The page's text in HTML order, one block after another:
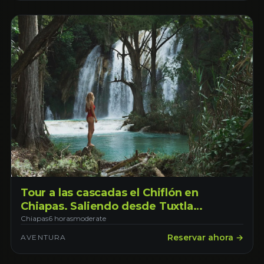
Tour a las cascadas el Chiflón en
Chiapas. Saliendo desde Tuxtla
Gutiérrez
Chiapas6 horasmoderate
AVENTURA Reservar ahora →